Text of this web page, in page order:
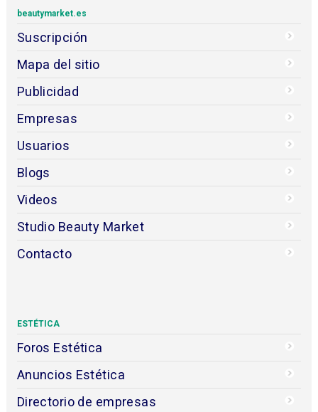
beautymarket.es
Suscripción
Mapa del sitio
Publicidad
Empresas
Usuarios
Blogs
Videos
Studio Beauty Market
Contacto
ESTÉTICA
Foros Estética
Anuncios Estética
Directorio de empresas